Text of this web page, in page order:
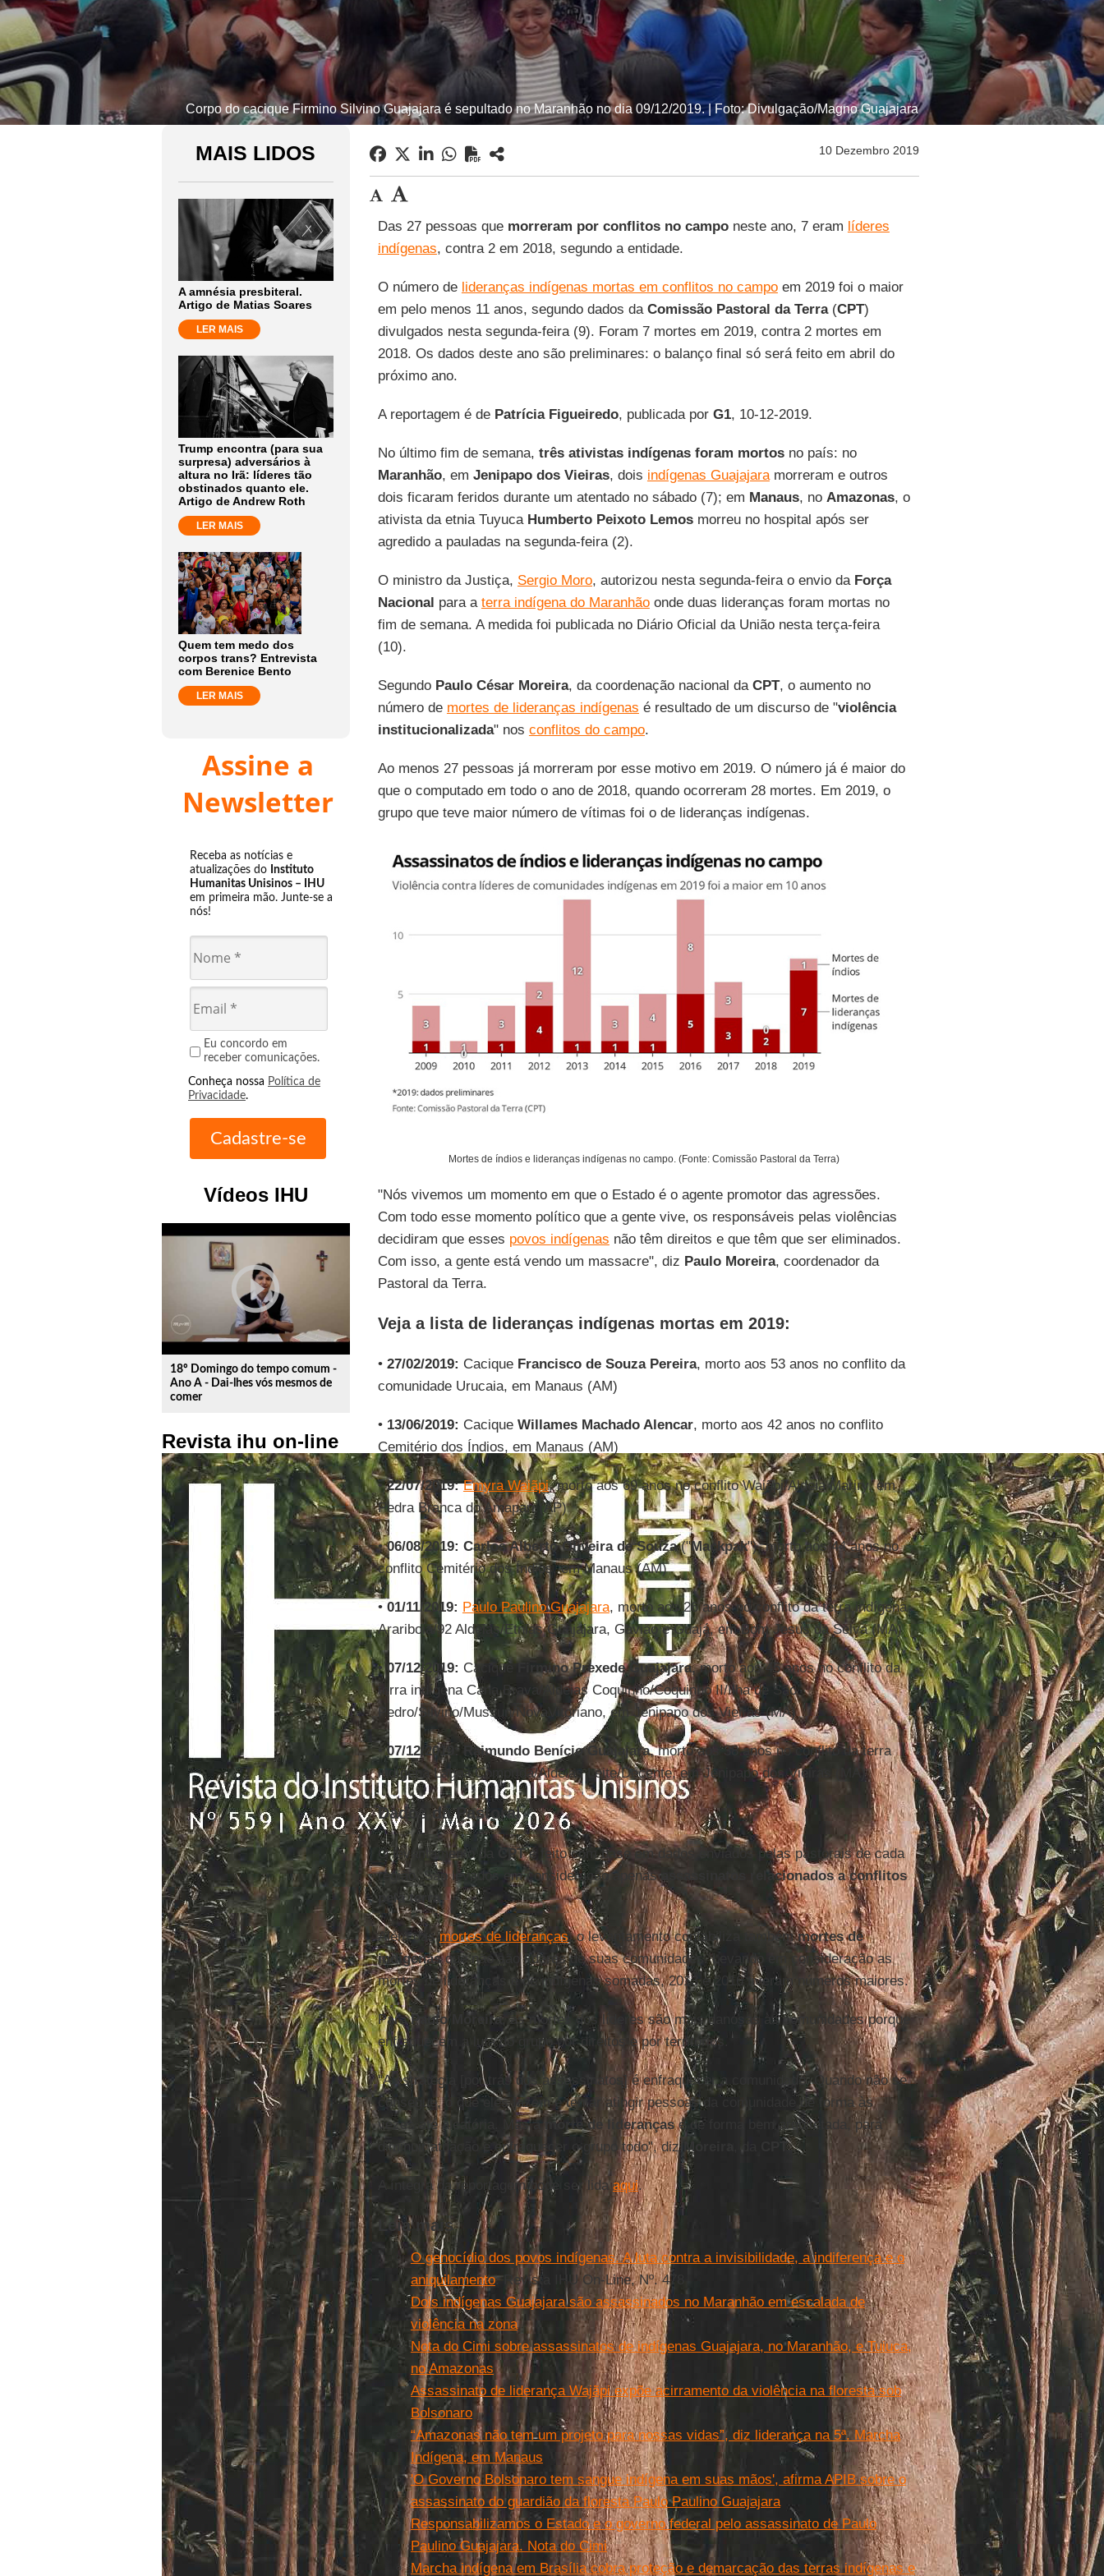
Corpo do cacique Firmino Silvino Guajajara é sepultado no Maranhão no dia 09/12/2019. | Foto: Divulgação/Magno Guajajara
MAIS LIDOS
A amnésia presbiteral.
Artigo de Matias Soares
LER MAIS
Trump encontra (para sua
surpresa) adversários à
altura no Irã: líderes tão
obstinados quanto ele.
Artigo de Andrew Roth
LER MAIS
Quem tem medo dos
corpos trans? Entrevista
com Berenice Bento
LER MAIS
Assine a
Newsletter
Receba as notícias e
atualizações do Instituto
Humanitas Unisinos – IHU
em primeira mão. Junte-se a
nós!
Eu concordo em
receber comunicações.
Conheça nossa Política de
Privacidade.
Vídeos IHU
play_circle_outline
18º Domingo do tempo comum -
Ano A - Dai-lhes vós mesmos de
comer
Revista ihu on-line
10 Dezembro 2019
Das 27 pessoas que morreram por conflitos no camponeste ano, 7 eram líderes
indígenas, contra 2 em 2018, segundo a entidade.
O número de lideranças indígenas mortas em conflitos no campoem 2019 foi o maior
em pelo menos 11 anos, segundo dados da Comissão Pastoral da Terra(CPT)
divulgados nesta segunda-feira (9). Foram 7 mortes em 2019, contra 2 mortes em
2018. Os dados deste ano são preliminares: o balanço final só será feito em abril do
próximo ano.
A reportagem é de Patrícia Figueiredo, publicada por G1, 10-12-2019.
No último fim de semana, três ativistas indígenas foram mortosno país: no
Maranhão, em Jenipapo dos Vieiras, dois indígenas Guajajaramorreram e outros
dois ficaram feridos durante um atentado no sábado (7); em Manaus, no Amazonas, o
ativista da etnia Tuyuca Humberto Peixoto Lemosmorreu no hospital após ser
agredido a pauladas na segunda-feira (2).
O ministro da Justiça, Sergio Moro, autorizou nesta segunda-feira o envio da Força
Nacional para a terra indígena do Maranhãoonde duas lideranças foram mortas no
fim de semana. A medida foi publicada no Diário Oficial da União nesta terça-feira
(10).
Segundo Paulo César Moreira, da coordenação nacional da CPT, o aumento no
número de mortes de lideranças indígenas é resultado de um discurso de "violência
institucionalizada" nos conflitos do campo.
Ao menos 27 pessoas já morreram por esse motivo em 2019. O número já é maior do
que o computado em todo o ano de 2018, quando ocorreram 28 mortes. Em 2019, o
grupo que teve maior número de vítimas foi o de lideranças indígenas.
Mortes de índios e lideranças indígenas no campo. (Fonte: Comissão Pastoral da Terra)
"Nós vivemos um momento em que o Estado é o agente promotor das agressões.
Com todo esse momento político que a gente vive, os responsáveis pelas violências
decidiram que esses povos indígenas não têm direitos e que têm que ser eliminados.
Com isso, a gente está vendo um massacre", diz Paulo Moreira, coordenador da
Pastoral da Terra.
Veja a lista de lideranças indígenas mortas em 2019:
•27/02/2019: CaciqueFrancisco de Souza Pereira, morto aos 53 anos no conflito da
comunidade Urucaia, em Manaus (AM)
•13/06/2019: CaciqueWillames Machado Alencar, morto aos 42 anos no conflito
Cemitério dos Índios, em Manaus (AM)
•22/07/2019:Emyra Waiãpi, morto aos 69 anos no conflito Waiãpi/Aldeia Mariry, em
Pedra Branca do Amapari (AP)
•06/08/2019: Carlos Alberto Oliveira de Souza("Mackpak"), morto aos 44 anos no
conflito Cemitério dos Índios, em Manaus (AM)
•01/11/2019: Paulo Paulino Guajajara, morto aos 26 anos no conflito da terra indígena
Arariboia/92 Aldeias/Etnias Guajajara, Gavião e Guajá, em Bom Jesus da Selva (MA)
• 07/12/2019: Cacique Firmino Prexede Guajajara,morto aos 45 anos no conflito da
terra indígena Cana Brava/Aldeias Coquinho/Coquinho II/Ilha de São
Pedro/Silvino/Mussun/NovaVitoriano, em Jenipapo dos Vieiras (MA)
•07/12/2019: Raimundo Benício Guajajara, morto aos 38 anos no conflito da terra
indígena Lagoa Comprida/Aldeias Leite/Decente, em Jenipapo dos Vieiras (MA)
Dados da Pastoral
O levantamento da CPTé feito com base em dados enviados pelas pastorais de cada
região. São levados em consideração apenasassassinatos relacionados a conflitos
pela terra.
Além dasmortes de lideranças, o levantamento contabiliza tambémmortes de
indígenasque não são líderes de suas comunidades. Levando em consideração as
mortes de lideranças e de indígenas somadas, 2013 e 2016 tiveram números maiores.
ParaPaulo Moreira, as mortes dos líderes são mais danosas às comunidades porque
enfraquecem a luta do grupo por direitos e por territórios.
"A estratégia [por trás dos assassinatos] é enfraquecer a comunidade. Quando não se
consegue, o que eles fazem é tentar atingir pessoas da comunidade de forma às
vezes até aleatória. Mas a
morte de liderançasé de forma bem arquitetada, para
diminuir atuação e enfraquecer o grupo todo", diz Moreira , da CPT.
A íntegra da reportagem pode ser lida aqui.
Leia mais
O genocídio dos povos indígenas. A luta contra a invisibilidade, a indiferença e o
aniquilamento. Revista IHU On-Line, Nº. 478
Dois indígenas Guajajara são assassinados no Maranhão em escalada de
violência na zona
Nota do Cimi sobre assassinatos de indígenas Guajajara, no Maranhão, e Tuiuca,
no Amazonas
Assassinato de liderança Wajãpi expõe acirramento da violência na floresta sob
Bolsonaro
“Amazonas não tem um projeto para nossas vidas”, diz liderança na 5ª. Marcha
Indígena, em Manaus
'O Governo Bolsonaro tem sangue indígena em suas mãos', afirma APIB sobre o
assassinato do guardião da floresta Paulo Paulino Guajajara
Responsabilizamos o Estado e o governo federal pelo assassinato de Paulo
Paulino Guajajara. Nota do Cimi
Marcha indígena em Brasília cobra proteção e demarcação das terras indígenas e